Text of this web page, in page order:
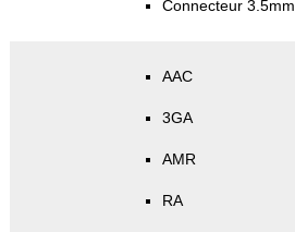
Connecteur 3.5mm
AAC
3GA
AMR
RA